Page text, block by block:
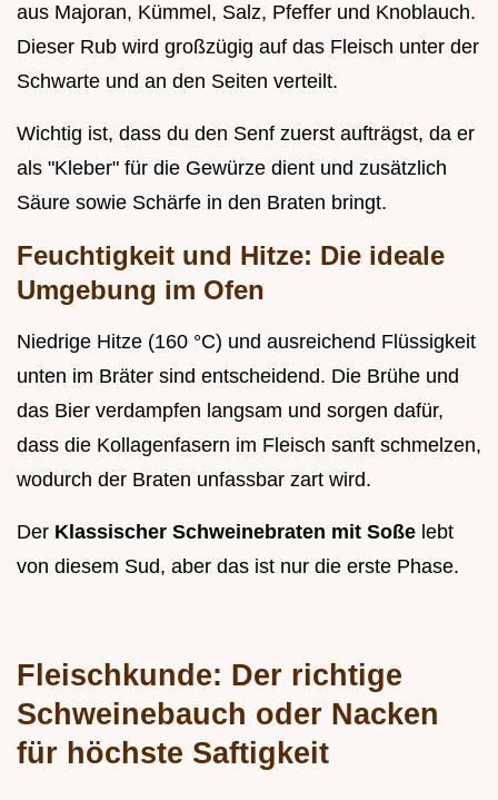
aus Majoran, Kümmel, Salz, Pfeffer und Knoblauch.
Dieser Rub wird großzügig auf das Fleisch unter der
Schwarte und an den Seiten verteilt.
Wichtig ist, dass du den Senf zuerst aufträgst, da er
als "Kleber" für die Gewürze dient und zusätzlich
Säure sowie Schärfe in den Braten bringt.
Feuchtigkeit und Hitze: Die ideale
Umgebung im Ofen
Niedrige Hitze (160 °C) und ausreichend Flüssigkeit
unten im Bräter sind entscheidend. Die Brühe und
das Bier verdampfen langsam und sorgen dafür,
dass die Kollagenfasern im Fleisch sanft schmelzen,
wodurch der Braten unfassbar zart wird.
Der Klassischer Schweinebraten mit Soße lebt
von diesem Sud, aber das ist nur die erste Phase.
Fleischkunde: Der richtige
Schweinebauch oder Nacken
für höchste Saftigkeit